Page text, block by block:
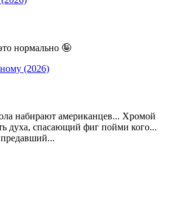
нормально 🤪
(2026)
набирают американцев... Хромой
духа, спасающий фиг пойми кого...